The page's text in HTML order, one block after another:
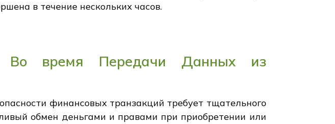
в течение нескольких часов.
Во время Передачи Данных из
финансовых транзакций требует тщательного
обмен деньгами и правами при приобретении или